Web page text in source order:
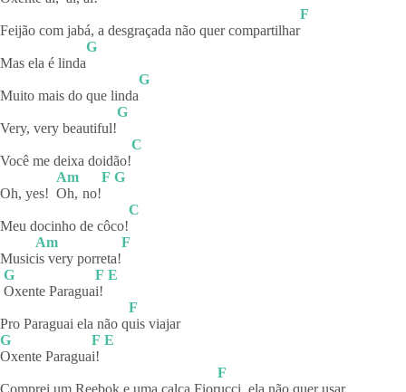
Feijão com jabá, a desgraçada não quer compartilhar
F
Mas ela é linda
G
Muito mais do que linda
G
Very, very beautiful!
G
Você me deixa doidão!
C
Oh, yes!
Am
Oh, no!
F G
Meu docinho de côco!
C
Music
Am
is very porreta!
F
G
Oxente Paragua
F
i!
E
Pro Paraguai ela não q
F
uis viajar
G
Oxente Paragua
F
i!
E
Comprei um Reebok e uma calça Fior
F
ucci, ela não quer usar